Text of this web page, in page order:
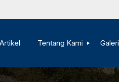
Artikel Tentang Kami Galeri